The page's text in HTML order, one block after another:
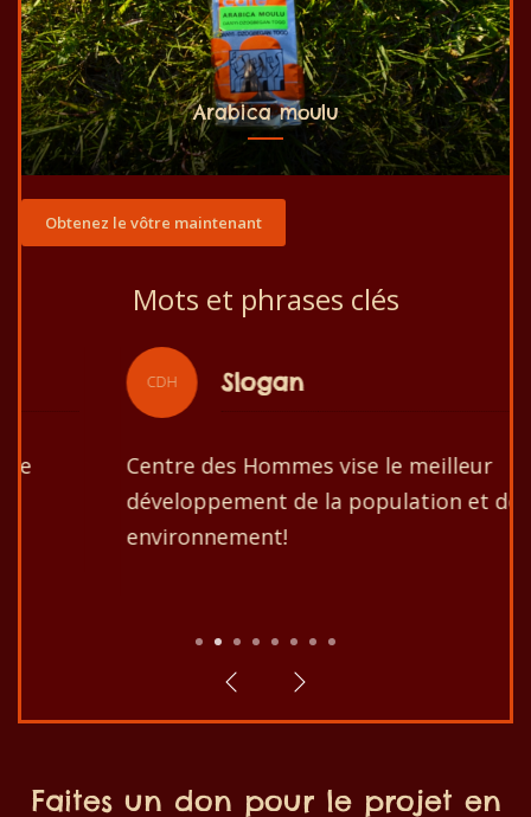
Arabica moulu
Obtenez le vôtre maintenant
Mots et phrases clés
Slogan
Centre des Hommes vise le meilleur
développement de la population et de son
environnement!
1 2 3 4 5 6 7
Faites un don pour le projet en